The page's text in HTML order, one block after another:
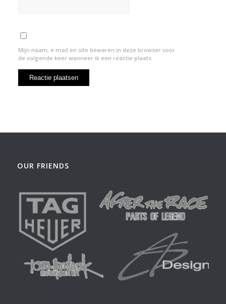
Mijn naam, e-mail en site bewaren in deze browser voor
de volgende keer wanneer ik een reactie plaats.
OUR FRIENDS